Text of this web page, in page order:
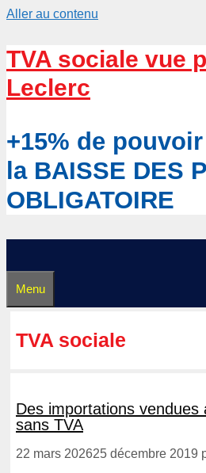
Aller au contenu
TVA sociale vue
Leclerc
+15% de
la BAISSE DES
OBLIGATOIRE
Menu
TVA sociale
Des importations vendues
sans TVA
22 mars 202625 décembre 2019